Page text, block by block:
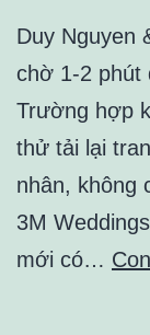
Duy Nguyen
chờ 1-2 phút
Trường hợp
thử tải lại
nhân, không
3M
mới có…